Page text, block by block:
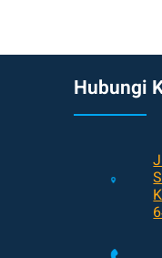
Hubungi